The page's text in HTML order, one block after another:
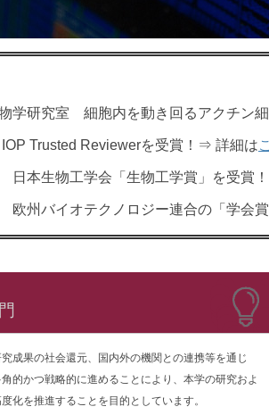
学研究室 細胞内を動き回るアクチン
Trusted Reviewerを受賞！⇒ 詳細は
日本生物工学会「生物工学賞」を受賞
欧州バイオテクノロジー連合の「学会
成果の社会還元、国内外の機関との連携等を通じ
的かつ戦略的に進めることにより、本学の研究およ
化を推進することを目的としています。